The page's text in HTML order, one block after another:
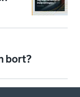
bort?